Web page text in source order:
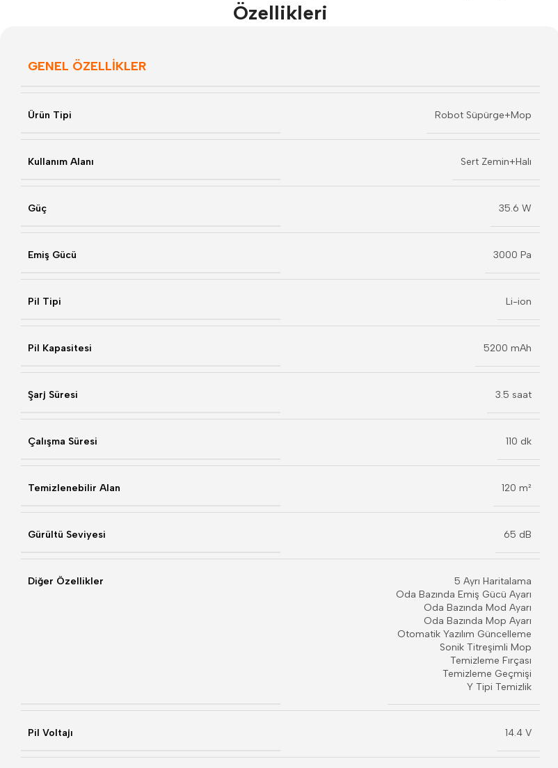
Özellikleri
GENEL ÖZELLİKLER
Ürün Tipi Robot Süpürge+Mop
Kullanım Alanı Sert Zemin+Halı
Güç 35.6 W
Emiş Gücü 3000 Pa
Pil Tipi Li-ion
Pil Kapasitesi 5200 mAh
Şarj Süresi 3.5 saat
Çalışma Süresi 110 dk
Temizlenebilir Alan 120 m²
Gürültü Seviyesi 65 dB
Diğer Özellikler
5 Ayrı Haritalama
Oda Bazında Emiş Gücü Ayarı
Oda Bazında Mod Ayarı
Oda Bazında Mop Ayarı
Otomatik Yazılım Güncelleme
Sonik Titreşimli Mop
Temizleme Fırçası
Temizleme Geçmişi
Y Tipi Temizlik
Pil Voltajı 14.4 V